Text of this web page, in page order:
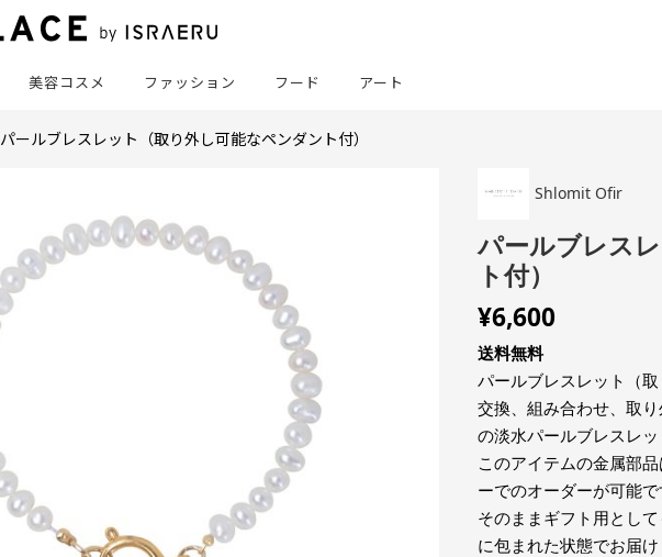
美容コスメ ファッション フード アート
パールブレスレット（取り外し可能なペンダント付）
Shlomit Ofir
パールブレス
ト付）
¥6,600
送料無料
パールブレスレット（
交換、組み合わせ、取
の淡水パールブレスレッ
このアイテムの金属部
ーでのオーダーが可能で
そのままギフト用とし
に包まれた状態でお届け